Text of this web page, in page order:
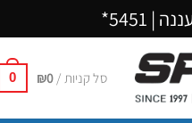
5451*
סל קניות / ₪0
0